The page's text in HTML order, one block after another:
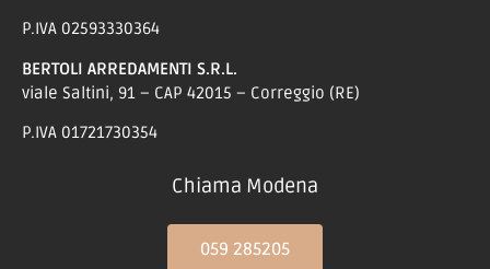
P.IVA 02593330364
BERTOLI ARREDAMENTI S.R.L.
viale Saltini, 91 – CAP 42015 – Correggio (RE)
P.IVA 01721730354
Chiama Modena
059 285205